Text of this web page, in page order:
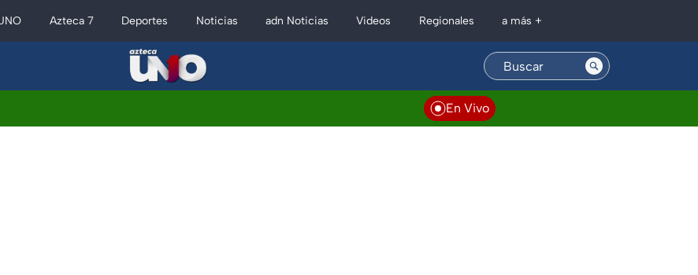
Azteca 7 Deportes Noticias adn Noticias Videos Regionales a más +
En Vivo